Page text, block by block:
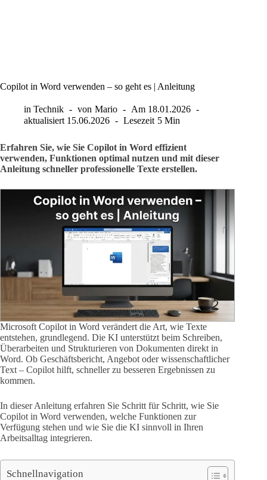
Copilot in Word verwenden – so geht es | Anleitung
in Technik von Mario Am 18.01.2026
aktualisiert 15.06.2026 Lesezeit 5 Min
Erfahren Sie, wie Sie Copilot in Word effizient
verwenden, Funktionen optimal nutzen und mit dieser
Anleitung schneller professionelle Texte erstellen.
Microsoft Copilot in Word verändert die Art, wie Texte
entstehen, grundlegend. Die KI unterstützt beim Schreiben,
Überarbeiten und Strukturieren von Dokumenten direkt in
Word. Ob Geschäftsbericht, Angebot oder wissenschaftlicher
Text – Copilot hilft, schneller zu besseren Ergebnissen zu
kommen.
In dieser Anleitung erfahren Sie Schritt für Schritt, wie Sie
Copilot in Word verwenden, welche Funktionen zur
Verfügung stehen und wie Sie die KI sinnvoll in Ihren
Arbeitsalltag integrieren.
Schnellnavigation